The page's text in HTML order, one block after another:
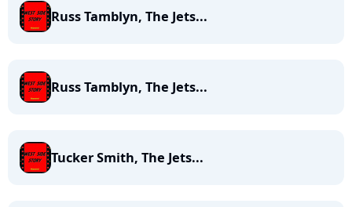
Russ Tamblyn, The Jets...
Russ Tamblyn, The Jets...
Tucker Smith, The Jets...